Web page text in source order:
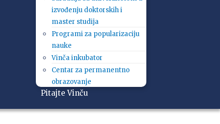
izvođenju doktorskih i
master studija
Programi za popularizaciju
nauke
Vinča inkubator
Centar za permanentno
obrazovanje
Pitajte Vinču